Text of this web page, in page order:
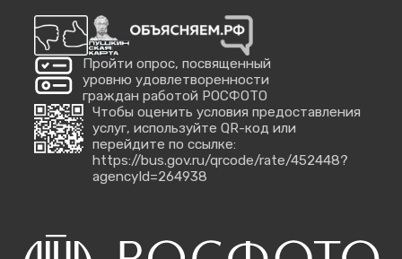
Пройти опрос, посвященный
уровню удовлетворенности
граждан работой РОСФОТО
Чтобы оценить условия предоставления
услуг, используйте QR-код или
перейдите по ссылке:
https://bus.gov.ru/qrcode/rate/452448?
agencyId=264938